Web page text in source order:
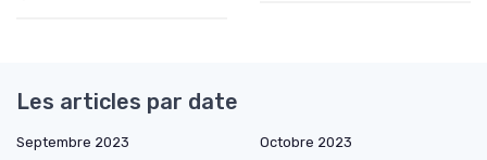
Les articles par date
Septembre 2023
Octobre 2023